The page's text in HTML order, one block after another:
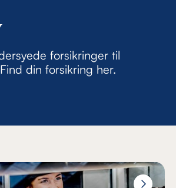
forsikringer til
din forsikring her.